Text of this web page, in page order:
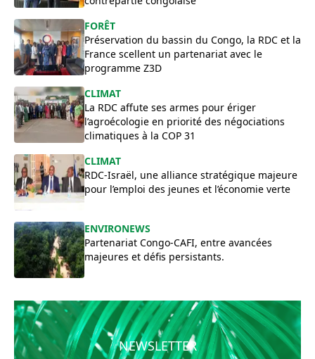
FORÊT
Préservation du bassin du Congo, la RDC et la
France scellent un partenariat avec le
programme Z3D
​CLIMAT
La RDC affute ses armes pour ériger
l’agroécologie en priorité des négociations
climatiques à la COP 31
CLIMAT
RDC-Israël, une alliance stratégique majeure
pour l’emploi des jeunes et l’économie verte
ENVIRONEWS
Partenariat Congo-CAFI, entre avancées
majeures et défis persistants.
NEWSLETTER